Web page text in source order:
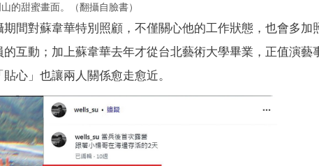
的甜蜜畫面。（翻攝自臉書）
間對蘇韋華特別照顧，不僅關心他的工作狀態，也會多加
互動；加上蘇韋華去年才從台北藝術大學畢業，正值演藝
心」也讓兩人關係愈走愈近。